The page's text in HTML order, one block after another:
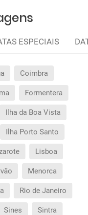
ESPECIAIS
Coimbra
Formentera
Ilha da Boa Vista
Ilha Porto Santo
Lisboa
Menorca
Rio de Janeiro
Sines Sintra